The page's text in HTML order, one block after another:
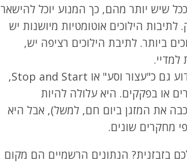
שיש יותר מהם, כך המנוע יוכל להישאר
הילוכים אוטומטיות מיושנות יש
ביותר. לתיבת הילוכים רציפה יש,
מנגנון הידוע גם כ"עצור וסע" או Stop and Start,
או בפקקים. היא עלולה להיות
את המזגן ביום חם, למשל), אבל היא
בזבזנית? הנתונים הרשמיים הם מקום